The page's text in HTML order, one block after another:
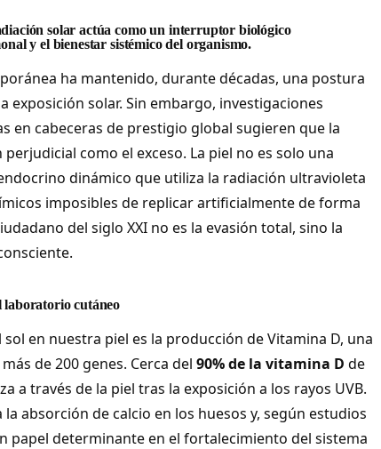
solar actúa como un interruptor biológico
y el bienestar sistémico del organismo.
ha mantenido, durante décadas, una postura
exposición solar. Sin embargo, investigaciones
en cabeceras de prestigio global sugieren que la
como el exceso. La piel no es solo una
dinámico que utiliza la radiación ultravioleta
imposibles de replicar artificialmente de forma
del siglo XXI no es la evasión total, sino la
laboratorio cutáneo
en nuestra piel es la producción de Vitamina D, una
de 200 genes. Cerca del 90% de la vitamina D de
a través de la piel tras la exposición a los rayos UVB.
absorción de calcio en los huesos y, según estudios
papel determinante en el fortalecimiento del sistema